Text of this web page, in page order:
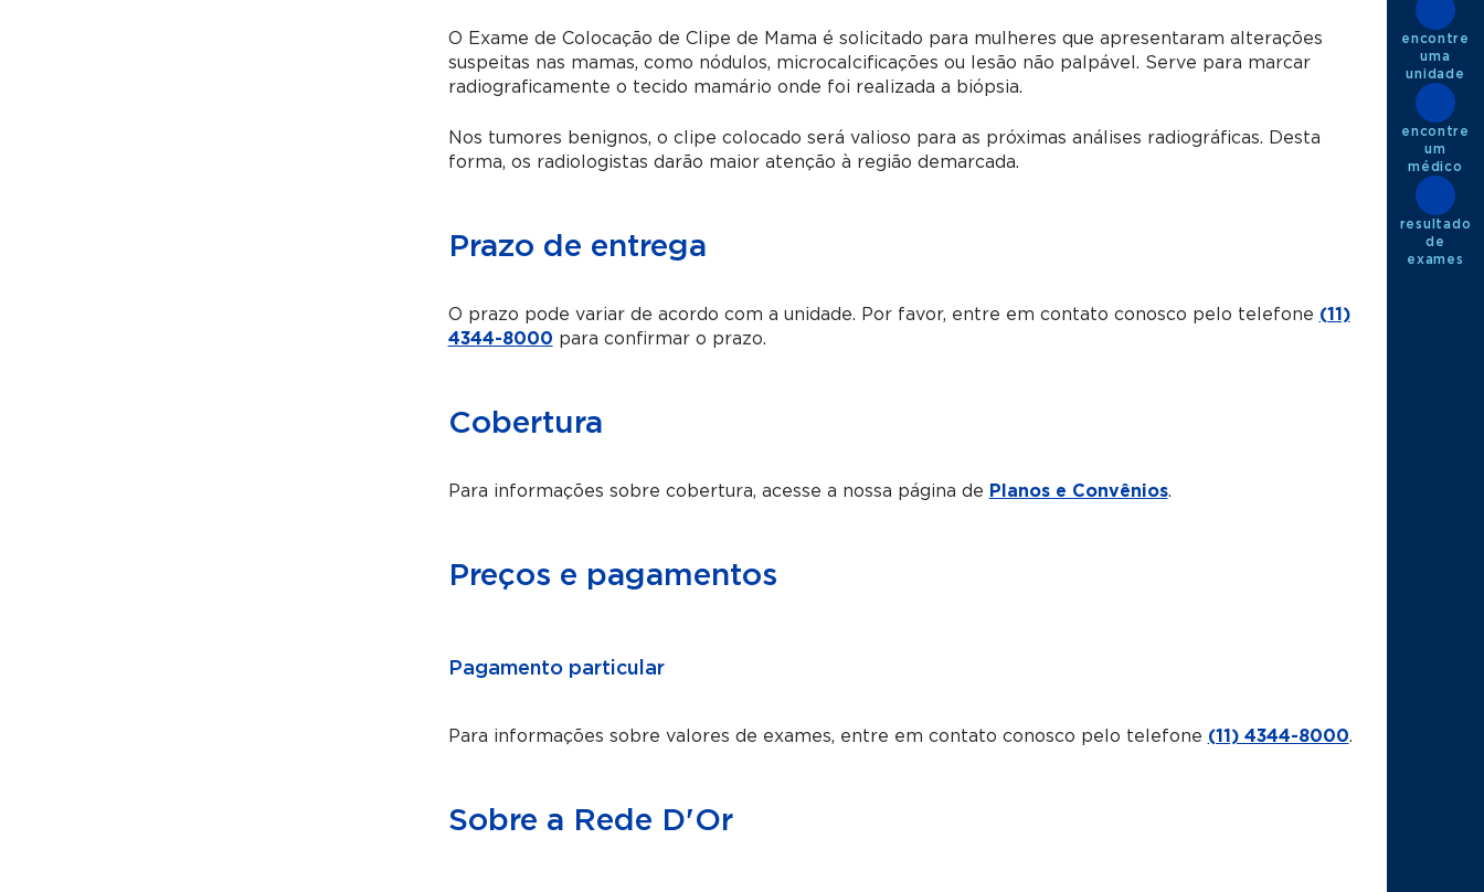
O Exame de Colocação de Clipe de Mama é solicitado para mulheres que apresentaram alterações
suspeitas nas mamas, como nódulos, microcalcificações ou lesão não palpável. Serve para marcar
radiograficamente o tecido mamário onde foi realizada a biópsia.
Nos tumores benignos, o clipe colocado será valioso para as próximas análises radiográficas. Desta
forma, os radiologistas darão maior atenção à região demarcada.
Prazo de entrega
O prazo pode variar de acordo com a unidade. Por favor, entre em contato conosco pelo telefone (11)
4344-8000 para confirmar o prazo.
Cobertura
Para informações sobre cobertura, acesse a nossa página de Planos e Convênios.
Preços e pagamentos
Pagamento particular
Para informações sobre valores de exames, entre em contato conosco pelo telefone (11) 4344-8000.
Sobre a Rede D'Or
encontre
uma
unidade
encontre
um
médico
resultado
de
exames